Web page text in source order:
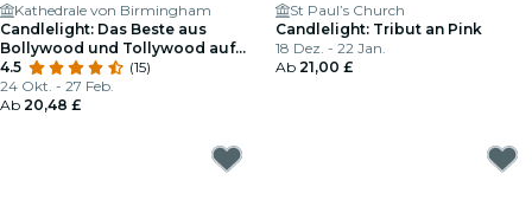
Kathedrale von Birmingham
Candlelight: Das Beste aus
Bollywood und Tollywood auf
Saiten
4.5
(15)
24 Okt. - 27 Feb.
Ab 20,48 £
St Paul’s Church
Candlelight: Tribut an Pink
18 Dez. - 22 Jan.
Ab 21,00 £